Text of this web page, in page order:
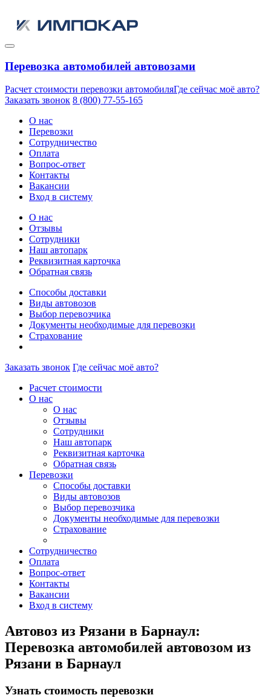
Перевозка автомобилей автовозами
Расчет стоимости перевозки автомобиляГде сейчас моё авто?
Заказать звонок 8 (800) 77-55-165
О нас
Перевозки
Сотрудничество
Оплата
Вопрос-ответ
Контакты
Вакансии
Вход в систему
О нас
Отзывы
Сотрудники
Наш автопарк
Реквизитная карточка
Обратная связь
Способы доставки
Виды автовозов
Выбор перевозчика
Документы необходимые для перевозки
Страхование
Заказать звонок Где сейчас моё авто?
Расчет стоимости
О нас
О нас
Отзывы
Сотрудники
Наш автопарк
Реквизитная карточка
Обратная связь
Перевозки
Способы доставки
Виды автовозов
Выбор перевозчика
Документы необходимые для перевозки
Страхование
Сотрудничество
Оплата
Вопрос-ответ
Контакты
Вакансии
Вход в систему
Автовоз из Рязани в Барнаул:
Перевозка автомобилей автовозом из
Рязани в Барнаул
Узнать стоимость перевозки